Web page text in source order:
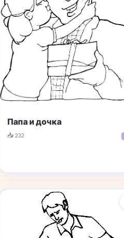
Папа и дочка
📥 232